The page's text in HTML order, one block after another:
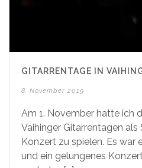
GITARRENTAGE IN
8. November 2019
Am 1. November hatte ich
Vaihinger Gitarrentagen als
Konzert zu spielen. Es war
und ein gelungenes